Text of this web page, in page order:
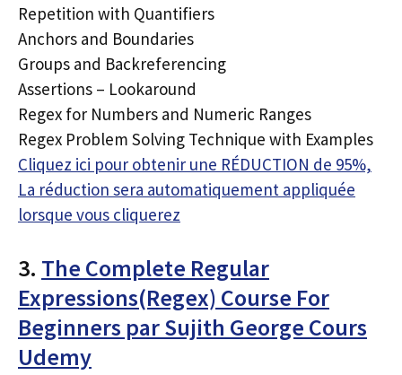
Repetition with Quantifiers
Anchors and Boundaries
Groups and Backreferencing
Assertions – Lookaround
Regex for Numbers and Numeric Ranges
Regex Problem Solving Technique with Examples
Cliquez ici pour obtenir une RÉDUCTION de 95%,
La réduction sera automatiquement appliquée
lorsque vous cliquerez
3. The Complete Regular
Expressions(Regex) Course For
Beginners par Sujith George Cours
Udemy